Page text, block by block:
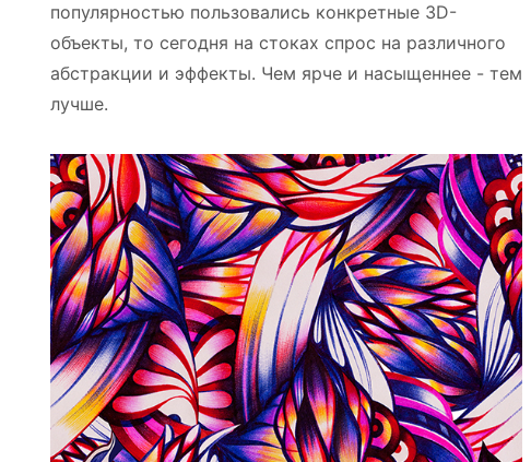
популярностью пользовались конкретные 3D-
объекты, то сегодня на стоках спрос на различного
абстракции и эффекты. Чем ярче и насыщеннее - тем
лучше.